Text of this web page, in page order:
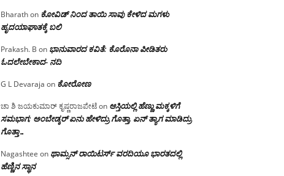
Bharathon ಕೋವಿಡ್ ನಿಂದ ತಾಯಿ ಸಾವು ಕೇಳಿದ ಮಗಳು
ಹೃದಯಾಘಾತಕ್ಕೆ ಬಲಿ
Prakash. B on ಭಾನುವಾರದ ಕವಿತೆ: ಕೊರೊನಾ ಪೀಡಿತರು
ಓದಲೇಬೇಕಾದ- ನದಿ
G L Devaraja on ಕೋರೋಣ
ಚಾ ಶಿ ಜಯಕುಮಾರ್ ಕೃಷ್ಣರಾಜಪೇಟೆon ಆಸ್ತಿಯಲ್ಲಿ ಹೆಣ್ಣು ಮಕ್ಕಳಿಗೆ
ಸಮಭಾಗ; ಅಂಬೇಡ್ಕರ್ ಏನು ಹೇಳಿದ್ರು ಗೊತ್ತಾ, ಏನ್ ತ್ಯಾಗ ಮಾಡಿದ್ರು
ಗೊತ್ತಾ…
Nagashtee on ಥಾಮ್ಸನ್ ರಾಯಿಟರ್ಸ್ ವರದಿಯೂ ಭಾರತದಲ್ಲಿ
ಹೆಣ್ಣಿನ ಸ್ಥಾನ‌